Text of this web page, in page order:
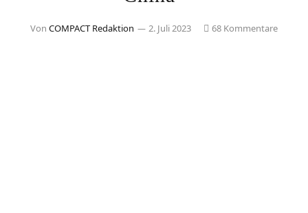
Von COMPACT Redaktion 2. Juli 2023 68 Kommentare